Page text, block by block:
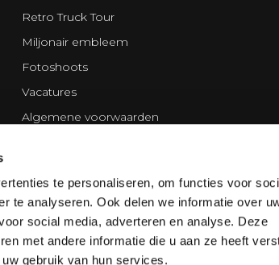
te personaliseren, om functies voor
te analyseren. Ook delen we informatie over
social media, adverteren en analyse. Deze
met andere informatie die u aan ze heeft
gebruik van hun services.
Retro Truck Tour
Miljonair embleem
Fotoshoots
Vacatures
Algemene voorwaarden
Cookie policy
Partners